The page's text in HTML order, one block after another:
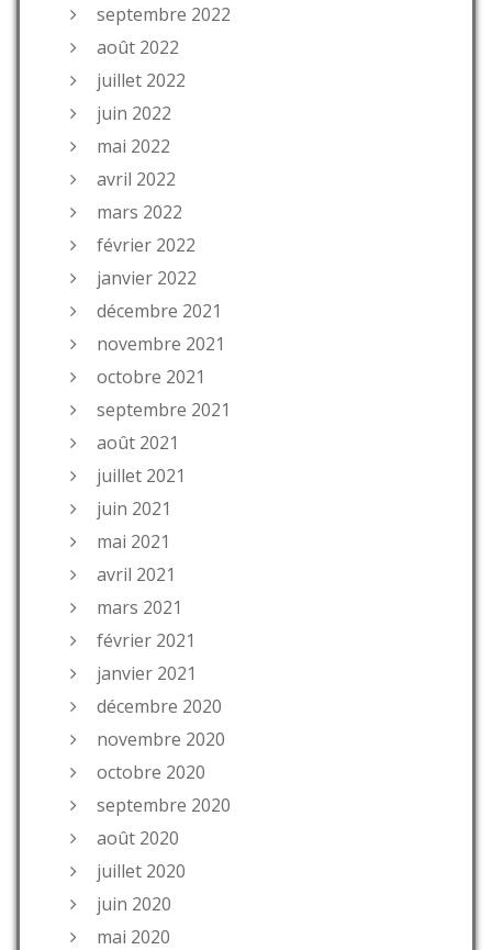
septembre 2022
août 2022
juillet 2022
juin 2022
mai 2022
avril 2022
mars 2022
février 2022
janvier 2022
décembre 2021
novembre 2021
octobre 2021
septembre 2021
août 2021
juillet 2021
juin 2021
mai 2021
avril 2021
mars 2021
février 2021
janvier 2021
décembre 2020
novembre 2020
octobre 2020
septembre 2020
août 2020
juillet 2020
juin 2020
mai 2020